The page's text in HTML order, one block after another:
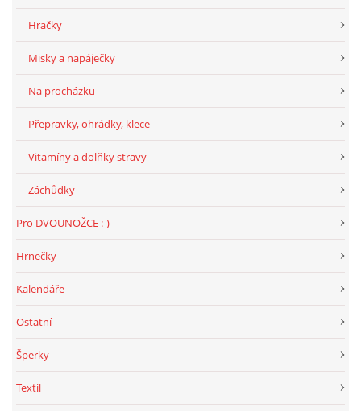
Hračky
Misky a napáječky
Na procházku
Přepravky, ohrádky, klece
Vitamíny a dolňky stravy
Záchůdky
Pro DVOUNOŽCE :-)
Hrnečky
Kalendáře
Ostatní
Šperky
Textil